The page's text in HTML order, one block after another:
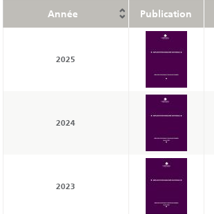
Année Publication
2025
2024
2023